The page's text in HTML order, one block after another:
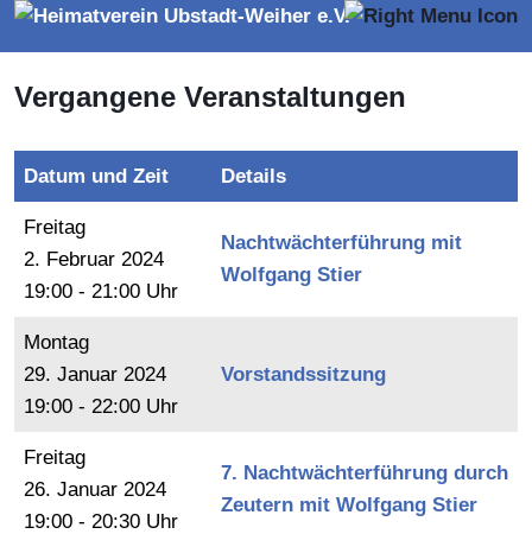
Vergangene Veranstaltungen
Datum und Zeit Details
Freitag
2. Februar 2024
19:00 - 21:00 Uhr
Nachtwächterführung mit
Wolfgang Stier
Montag
29. Januar 2024
19:00 - 22:00 Uhr
Vorstandssitzung
Freitag
26. Januar 2024
19:00 - 20:30 Uhr
7. Nachtwächterführung durch
Zeutern mit Wolfgang Stier